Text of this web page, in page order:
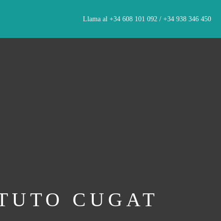
Llama al +34 608 101 092 / +34 938 346 450
CUGAT